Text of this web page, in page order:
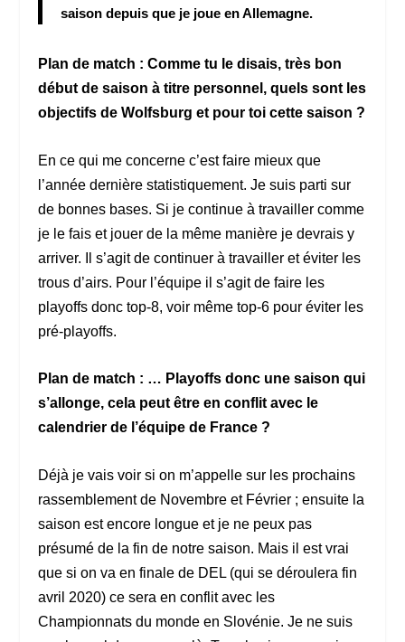
saison depuis que je joue en Allemagne.
Plan de match : Comme tu le disais, très bon
début de saison à titre personnel, quels sont les
objectifs de Wolfsburg et pour toi cette saison ?
En ce qui me concerne c’est faire mieux que
l’année dernière statistiquement. Je suis parti sur
de bonnes bases. Si je continue à travailler comme
je le fais et jouer de la même manière je devrais y
arriver. Il s’agit de continuer à travailler et éviter les
trous d’airs. Pour l’équipe il s’agit de faire les
playoffs donc top-8, voir même top-6 pour éviter les
pré-playoffs.
Plan de match : … Playoffs donc une saison qui
s’allonge, cela peut être en conflit avec le
calendrier de l’équipe de France ?
Déjà je vais voir si on m’appelle sur les prochains
rassemblement de Novembre et Février ; ensuite la
saison est encore longue et je ne peux pas
présumé de la fin de notre saison. Mais il est vrai
que si on va en finale de DEL (qui se déroulera fin
avril 2020) ce sera en conflit avec les
Championnats du monde en Slovénie. Je ne suis